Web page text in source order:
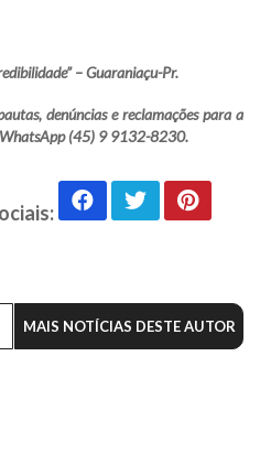
– Guaraniaçu-Pr.
denúncias e reclamações para a
(45) 9 9132-8230.
MAIS NOTÍCIAS DESTE AUTOR